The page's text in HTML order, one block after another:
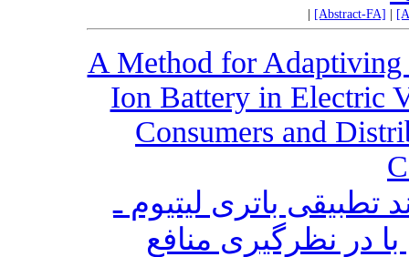
[Abstract-FA]
A Method for
Ion Battery in Electric
Consumers and
باتری لیتیوم ـ
در نظرگیری منافع